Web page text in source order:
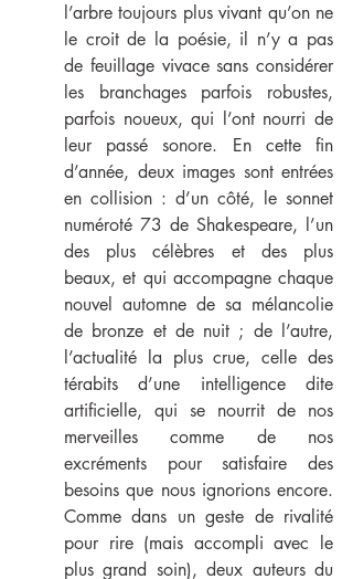
l’arbre toujours plus vivant qu’on ne
le croit de la poésie, il n’y a pas
de feuillage vivace sans considérer
les branchages parfois robustes,
parfois noueux, qui l’ont nourri de
leur passé sonore. En cette fin
d’année, deux images sont entrées
en collision : d’un côté, le sonnet
numéroté 73 de Shakespeare, l’un
des plus célèbres et des plus
beaux, et qui accompagne chaque
nouvel automne de sa mélancolie
de bronze et de nuit ; de l’autre,
l’actualité la plus crue, celle des
térabits d’une intelligence dite
artificielle, qui se nourrit de nos
merveilles comme de nos
excréments pour satisfaire des
besoins que nous ignorions encore.
Comme dans un geste de rivalité
pour rire (mais accompli avec le
plus grand soin), deux auteurs du